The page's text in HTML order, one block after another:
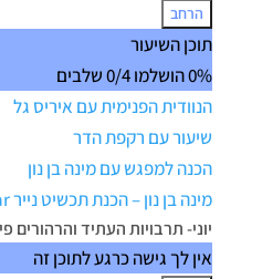
הרחב
מאי-תרבויות
אקזוטיות
תוכן השיעור
0% הושלמו
0/4 שלבים
הנוודית הפנימית עם איריס גל
שיעור עם רקפת הדר
הכנה למפגש עם מינה בן נון
מינה בן נון – הכנת תכשיט נייר Minyar
יוני- תרבויות העתיד והרהורים
אין לך גישה כרגע לתוכן זה